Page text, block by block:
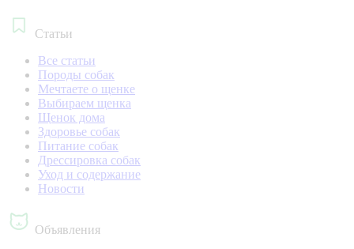
Статьи
Все статьи
Породы собак
Мечтаете о щенке
Выбираем щенка
Щенок дома
Здоровье собак
Питание собак
Дрессировка собак
Уход и содержание
Новости
Объявления